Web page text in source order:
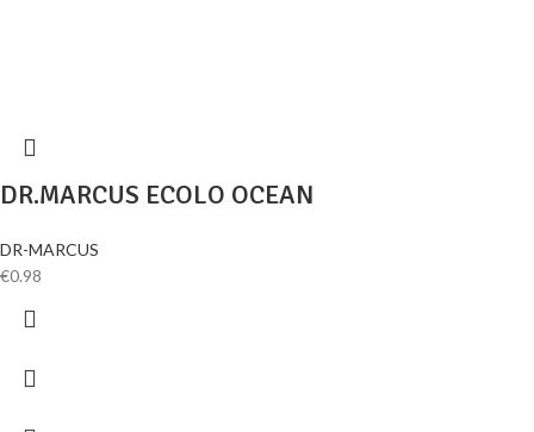
DR.MARCUS ECOLO OCEAN
DR-MARCUS
€0.98